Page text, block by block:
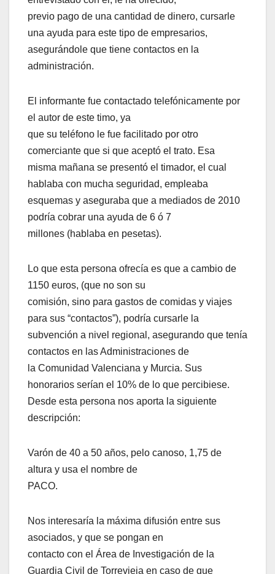
previo pago de una cantidad de dinero, cursarle
una ayuda para este tipo de empresarios,
asegurándole que tiene contactos en la
administración.
El informante fue contactado telefónicamente por
el autor de este timo, ya
que su teléfono le fue facilitado por otro
comerciante que si que aceptó el trato. Esa
misma mañana se presentó el timador, el cual
hablaba con mucha seguridad, empleaba
esquemas y aseguraba que a mediados de 2010
podría cobrar una ayuda de 6 ó 7
millones (hablaba en pesetas).
Lo que esta persona ofrecía es que a cambio de
1150 euros, (que no son su
comisión, sino para gastos de comidas y viajes
para sus “contactos”), podría cursarle la
subvención a nivel regional, asegurando que tenía
contactos en las Administraciones de
la Comunidad Valenciana y Murcia. Sus
honorarios serían el 10% de lo que percibiese.
Desde esta persona nos aporta la siguiente
descripción:
Varón de 40 a 50 años, pelo canoso, 1,75 de
altura y usa el nombre de
PACO.
Nos interesaría la máxima difusión entre sus
asociados, y que se pongan en
contacto con el Área de Investigación de la
Guardia Civil de Torrevieja en caso de que